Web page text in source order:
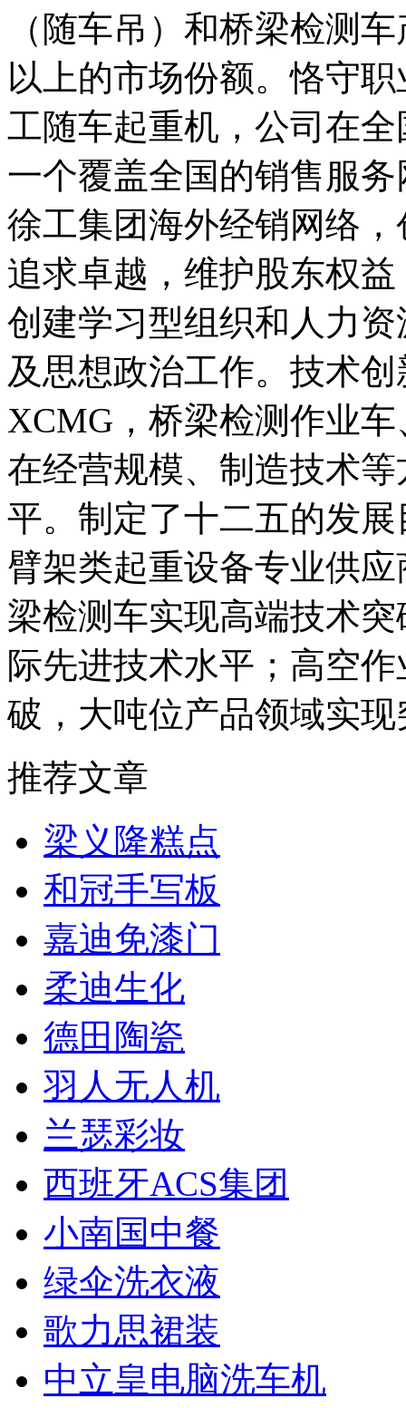
（随车吊）和桥梁检测
以上的市场份额。恪守
工随车起重机，公司在
一个覆盖全国的销售服
徐工集团海外经销网络
追求卓越，维护股东权
创建学习型组织和人力
及思想政治工作。技术
XCMG，桥梁检测作业
在经营规模、制造技术
平。制定了十二五的发
臂架类起重设备专业供
梁检测车实现高端技术
际先进技术水平；高空
破，大吨位产品领域实现
推荐文章
梁义隆糕点
和冠手写板
嘉迪免漆门
柔迪生化
德田陶瓷
羽人无人机
兰瑟彩妆
西班牙ACS集团
小南国中餐
绿伞洗衣液
歌力思裙装
中立皇电脑洗车机